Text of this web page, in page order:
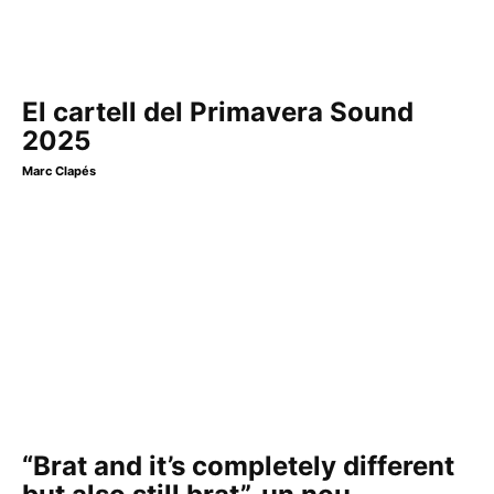
El cartell del Primavera Sound
2025
Marc Clapés
“Brat and it’s completely different